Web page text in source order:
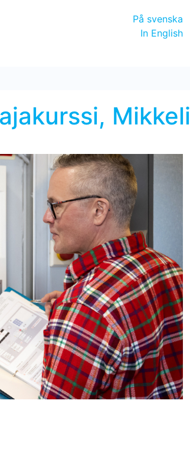
På svenska
In English
Mikkeli